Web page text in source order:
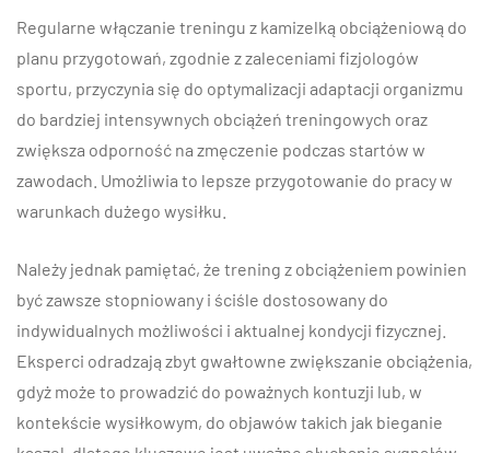
Regularne włączanie treningu z kamizelką obciążeniową do
planu przygotowań, zgodnie z zaleceniami fizjologów
sportu, przyczynia się do optymalizacji adaptacji organizmu
do bardziej intensywnych obciążeń treningowych oraz
zwiększa odporność na zmęczenie podczas startów w
zawodach. Umożliwia to lepsze przygotowanie do pracy w
warunkach dużego wysiłku.
Należy jednak pamiętać, że trening z obciążeniem powinien
być zawsze stopniowany i ściśle dostosowany do
indywidualnych możliwości i aktualnej kondycji fizycznej.
Eksperci odradzają zbyt gwałtowne zwiększanie obciążenia,
gdyż może to prowadzić do poważnych kontuzji lub, w
kontekście wysiłkowym, do objawów takich jak bieganie